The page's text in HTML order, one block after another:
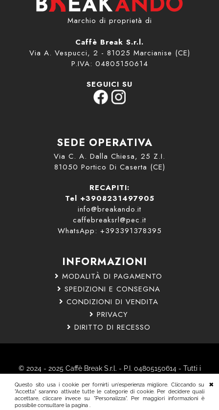
Questo sito usa i cookie per fornirti un'esperienza migliore. Cliccando su
"Accetta" saranno attivate tutte le categorie di cookie. Per decidere quali
accettare, cliccare invece su "Personalizza". Per maggiori informazioni è
possibile consultare la pagina .
Marchio di proprietà di
Caffè Break S.r.l.
Via A. Vespucci, 2 - 81025 Marcianise (CE)
P.IVA: 04805150614
SEGUICI SU
SEDE OPERATIVA
Via C. A. Dalla Chiesa, 25 Z.I.
81050 Portico Di Caserta (CE)
RECAPITI:
Tel +3908231497905
info@breakando.it
caffebreaksrl@pec.it
WhatsApp: +393391378395
INFORMAZIONI
MODALITÀ DI PAGAMENTO
SPEDIZIONI E CONSEGNA
CONDIZIONI DI VENDITA
PRIVACY
DIRITTO DI RECESSO
© 2024 - 2025 Caffè Break S.r.l. - P.I. 04805150614 - Tutti i
Nota Bene: Tutti i marchi citati sono marchi registrati dai
rispettivi proprietari.